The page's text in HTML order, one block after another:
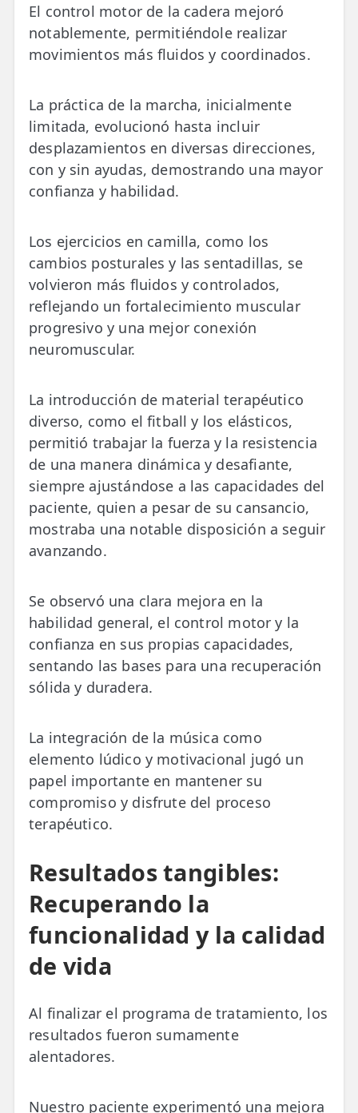
El control motor de la cadera mejoró
notablemente, permitiéndole realizar
movimientos más fluidos y coordinados.
La práctica de la marcha, inicialmente
limitada, evolucionó hasta incluir
desplazamientos en diversas direcciones,
con y sin ayudas, demostrando una mayor
confianza y habilidad.
Los ejercicios en camilla, como los
cambios posturales y las sentadillas, se
volvieron más fluidos y controlados,
reflejando un fortalecimiento muscular
progresivo y una mejor conexión
neuromuscular.
La introducción de material terapéutico
diverso, como el fitball y los elásticos,
permitió trabajar la fuerza y la resistencia
de una manera dinámica y desafiante,
siempre ajustándose a las capacidades del
paciente, quien a pesar de su cansancio,
mostraba una notable disposición a seguir
avanzando.
Se observó una clara mejora en la
habilidad general, el control motor y la
confianza en sus propias capacidades,
sentando las bases para una recuperación
sólida y duradera.
La integración de la música como
elemento lúdico y motivacional jugó un
papel importante en mantener su
compromiso y disfrute del proceso
terapéutico.
Resultados tangibles:
Recuperando la
funcionalidad y la calidad
de vida
Al finalizar el programa de tratamiento, los
resultados fueron sumamente
alentadores.
Nuestro paciente experimentó una mejora